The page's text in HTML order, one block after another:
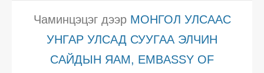
Чаминцэцэгдээр МОНГОЛ УЛСААС
УНГАР УЛСАД СУУГАА ЭЛЧИН
САЙДЫН ЯАМ, EMBASSY OF